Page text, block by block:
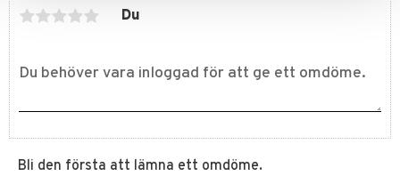
Du
Bli den första att lämna ett omdöme.